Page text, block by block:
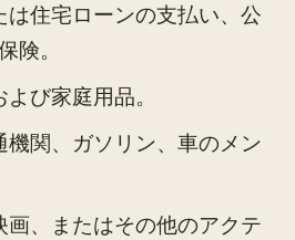
は住宅ローンの支払い、公
険。
び家庭用品。
機関、ガソリン、車のメン
画、またはその他のアクテ